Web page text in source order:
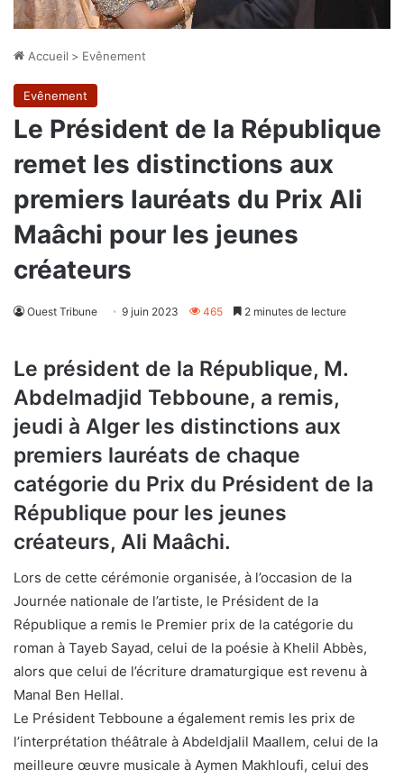
Accueil > Evênement
Evênement
Le Président de la République
remet les distinctions aux
premiers lauréats du Prix Ali
Maâchi pour les jeunes
créateurs
Ouest Tribune 9 juin 2023 465 2 minutes de lecture
Le président de la République, M.
Abdelmadjid Tebboune, a remis,
jeudi à Alger les distinctions aux
premiers lauréats de chaque
catégorie du Prix du Président de la
République pour les jeunes
créateurs, Ali Maâchi.
Lors de cette cérémonie organisée, à l’occasion de la
Journée nationale de l’artiste, le Président de la
République a remis le Premier prix de la catégorie du
roman à Tayeb Sayad, celui de la poésie à Khelil Abbès,
alors que celui de l’écriture dramaturgique est revenu à
Manal Ben Hellal.
Le Président Tebboune a également remis les prix de
l’interprétation théâtrale à Abdeldjalil Maallem, celui de la
meilleure œuvre musicale à Aymen Makhloufi, celui des